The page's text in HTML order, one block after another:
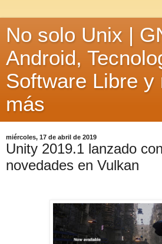
No solo Unix |
Android,
Software Libre y
más
miércoles, 17 de abril de 2019
Unity 2019.1 lanzado
novedades en Vulkan